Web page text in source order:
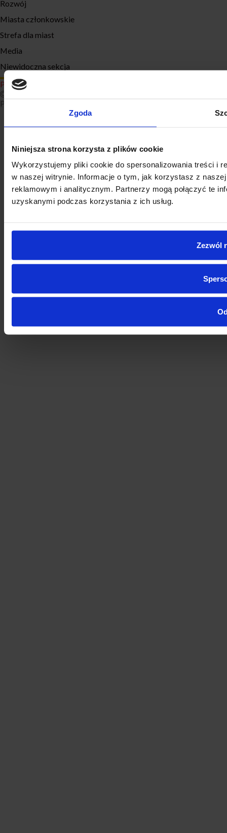
Zgoda
Niniejsza strona korzysta z plików cookie
Wykorzystujemy pliki cookie do spersonalizowania treści i
w naszej witrynie. Informacje o tym, jak korzystasz z
reklamowym i analitycznym. Partnerzy mogą połączyć te
uzyskanymi podczas korzystania z ich usług.
Zezwól
Rozwój
Miasta członkowskie
Strefa dla miast
Media
Niewidoczna sekcja
Polityka prywatności
2026 Związek Miast Polskich Wszelkie prawa zastrzeżone
Projekt i realizacja: